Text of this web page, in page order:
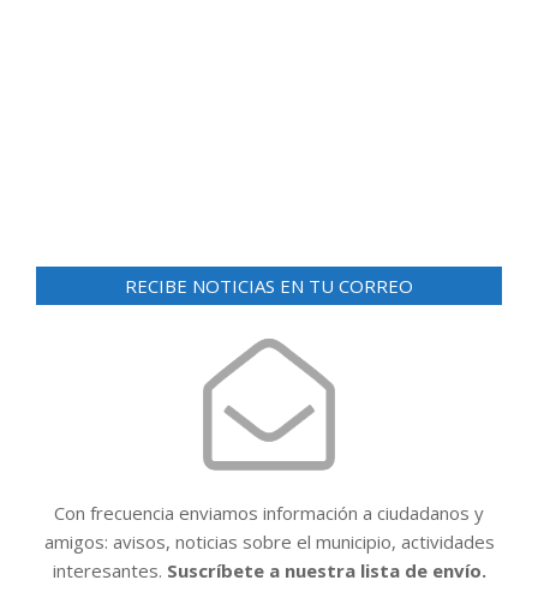
v
i
a
t
o
RECIBE NOTICIAS EN TU CORREO
Con frecuencia enviamos información a ciudadanos y
amigos: avisos, noticias sobre el municipio, actividades
interesantes. Suscríbete a nuestra lista de envío.